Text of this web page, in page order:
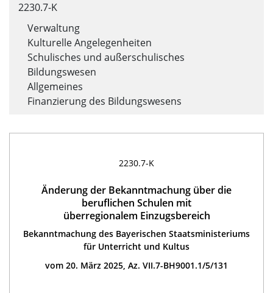
2230.7-K
Verwaltung
Kulturelle Angelegenheiten
Schulisches und außerschulisches
Bildungswesen
Allgemeines
Finanzierung des Bildungswesens
2230.7-K
Änderung der Bekanntmachung über die
beruflichen Schulen mit
überregionalem Einzugsbereich
Bekanntmachung des Bayerischen Staatsministeriums
für Unterricht und Kultus
vom 20. März 2025, Az. VII.7-BH9001.1/5/131